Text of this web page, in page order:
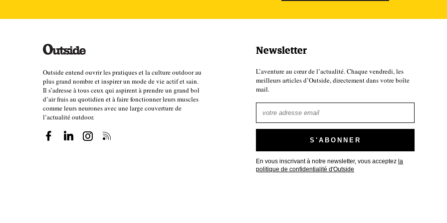
cuir. Comparez les mollets d’un sprinteur olympique aux
vôtres, et vous obtiendrez l’écart entre les mains d’Alex
Honnold et celle d’un simple mortel.”
MENS’JOURNAL
Outside entend ouvrir les pratiques et la culture outdoor au
plus grand nombre et inspirer un mode de vie actif et sain.
Il s’adresse à tous ceux qui aspirent à prendre un grand bol
d’air frais au quotidien et à faire fonctionner leurs muscles
comme leurs neurones avec une large couverture de
l’actualité outdoor.
Newsletter
L’aventure au cœur de l’actualité. Chaque vendredi, les
meilleurs articles d’Outside, directement dans votre boîte
mail.
En vous inscrivant à notre newsletter, vous acceptez la
politique de confidentialité d'Outside